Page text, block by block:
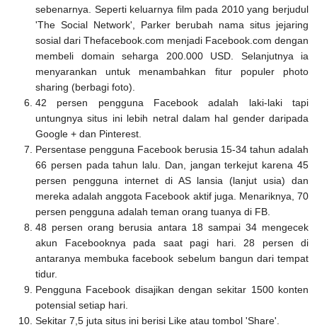
sebenarnya. Seperti keluarnya film pada 2010 yang berjudul
'The Social Network', Parker berubah nama situs jejaring
sosial dari Thefacebook.com menjadi Facebook.com dengan
membeli domain seharga 200.000 USD. Selanjutnya ia
menyarankan untuk menambahkan fitur populer photo
sharing (berbagi foto).
42 persen pengguna Facebook adalah laki-laki tapi
untungnya situs ini lebih netral dalam hal gender daripada
Google + dan Pinterest.
Persentase pengguna Facebook berusia 15-34 tahun adalah
66 persen pada tahun lalu. Dan, jangan terkejut karena 45
persen pengguna internet di AS lansia (lanjut usia) dan
mereka adalah anggota Facebook aktif juga. Menariknya, 70
persen pengguna adalah teman orang tuanya di FB.
48 persen orang berusia antara 18 sampai 34 mengecek
akun Facebooknya pada saat pagi hari. 28 persen di
antaranya membuka facebook sebelum bangun dari tempat
tidur.
Pengguna Facebook disajikan dengan sekitar 1500 konten
potensial setiap hari.
Sekitar 7,5 juta situs ini berisi Like atau tombol 'Share'.